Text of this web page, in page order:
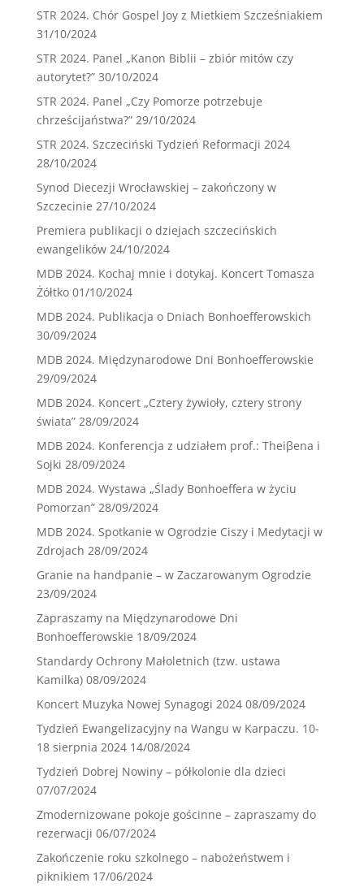
STR 2024. Chór Gospel Joy z Mietkiem Szcześniakiem
31/10/2024
STR 2024. Panel „Kanon Biblii – zbiór mitów czy
autorytet?” 30/10/2024
STR 2024. Panel „Czy Pomorze potrzebuje
chrześcijaństwa?” 29/10/2024
STR 2024. Szczeciński Tydzień Reformacji 2024
28/10/2024
Synod Diecezji Wrocławskiej – zakończony w
Szczecinie 27/10/2024
Premiera publikacji o dziejach szczecińskich
ewangelików 24/10/2024
MDB 2024. Kochaj mnie i dotykaj. Koncert Tomasza
Żółtko 01/10/2024
MDB 2024. Publikacja o Dniach Bonhoefferowskich
30/09/2024
MDB 2024. Międzynarodowe Dni Bonhoefferowskie
29/09/2024
MDB 2024. Koncert „Cztery żywioły, cztery strony
świata” 28/09/2024
MDB 2024. Konferencja z udziałem prof.: Theiβena i
Sojki 28/09/2024
MDB 2024. Wystawa „Ślady Bonhoeffera w życiu
Pomorzan” 28/09/2024
MDB 2024. Spotkanie w Ogrodzie Ciszy i Medytacji w
Zdrojach 28/09/2024
Granie na handpanie – w Zaczarowanym Ogrodzie
23/09/2024
Zapraszamy na Międzynarodowe Dni
Bonhoefferowskie 18/09/2024
Standardy Ochrony Małoletnich (tzw. ustawa
Kamilka) 08/09/2024
Koncert Muzyka Nowej Synagogi 2024 08/09/2024
Tydzień Ewangelizacyjny na Wangu w Karpaczu. 10-
18 sierpnia 2024 14/08/2024
Tydzień Dobrej Nowiny – półkolonie dla dzieci
07/07/2024
Zmodernizowane pokoje gościnne – zapraszamy do
rezerwacji 06/07/2024
Zakończenie roku szkolnego – nabożeństwem i
piknikiem 17/06/2024